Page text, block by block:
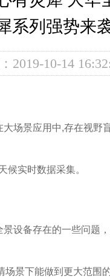
系列强势来
2019-10-14
大场景应用中,存在视野
候实时数据采集。
景设备存在的一些问题
场景下能做到更大范围